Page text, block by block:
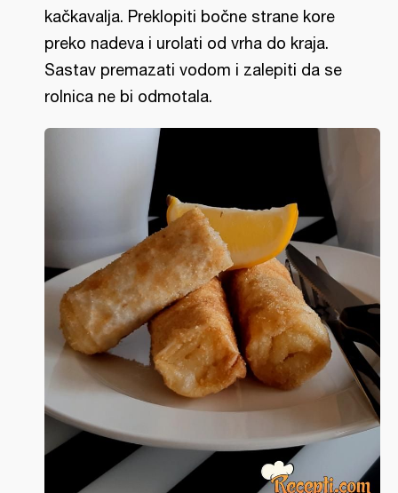
kačkavalja. Preklopiti bočne strane kore
preko nadeva i urolati od vrha do kraja.
Sastav premazati vodom i zalepiti da se
rolnica ne bi odmotala.